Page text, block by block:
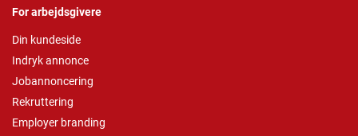
For arbejdsgivere
Din kundeside
Indryk annonce
Jobannoncering
Rekruttering
Employer branding